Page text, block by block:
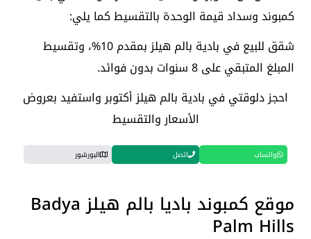
كمبوند وسداد قيمة الوحدة بالتقسيط كما يلي:
شقق للبيع في بادية بالم هيلز بمقدم 10%، وتقسيط
المبلغ المتبقي على 8 سنوات بدون فوائد.
احجز دلوقتي في بادية بالم هيلز أكتوبر واستفيد بعروض
الأسعار والتقسيط
واتساب اتصل البورشور
موقع كمبوند باديا بالم هيلز Badya
Palm Hills